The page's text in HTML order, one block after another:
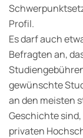
Profil.
Es darf auch
Befragten an,
gewünschte
an den meisten
Geschichte
privaten